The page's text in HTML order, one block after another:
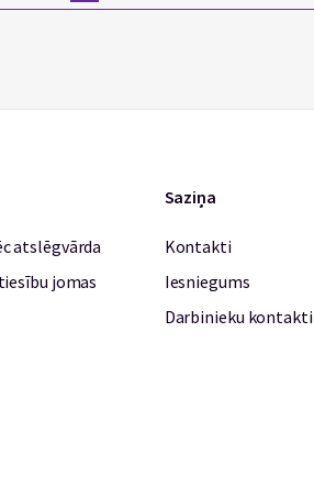
atslēgvārda
jomas
Saziņa
Kontakti
Iesniegums
Darbinieku kontakti